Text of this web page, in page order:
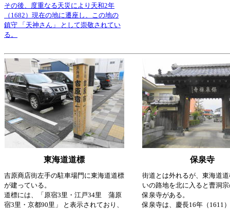
その後、度重なる天災により天和2年
（1682）現在の地に遷座し、この地の
鎮守 「天神さん」 として崇敬されてい
る。
東海道道標 保泉寺
吉原商店街左手の駐車場門に東海道道標
が建っている。
道標には、「原宿3里・江戸34里 蒲原
宿3里・京都90里」 と表示されており、
街道とは外れるが、東海道
いの路地を北に入ると曹洞
保泉寺がある。
保泉寺は、慶長16年（1611